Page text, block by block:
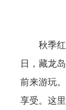
秋季
日，藏龙
前来游玩
享受。这